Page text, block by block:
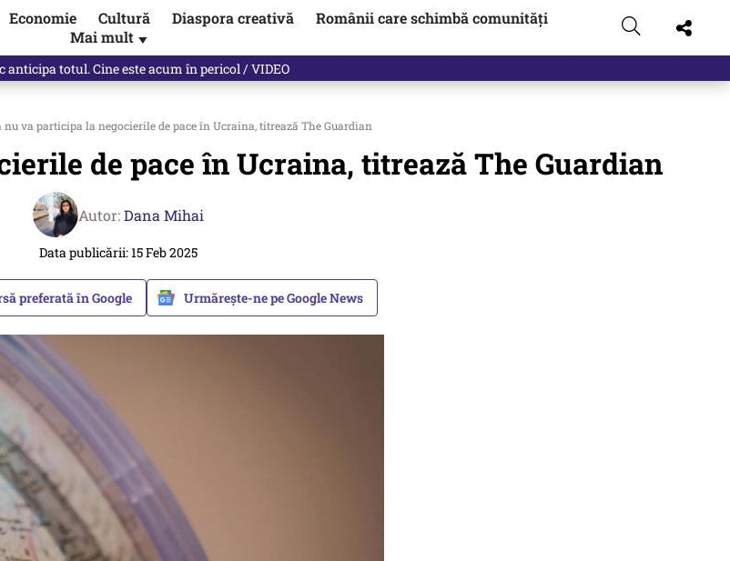
Economie Cultură Diaspora creativă
Românii care schimbă comunități
Mai mult ▼
răspunsul
nu va participa la negocierile de pace în Ucraina, titrează The Guardian
de pace în Ucraina, titrează The Guardian
Autor:Dana Mihai
Data publicării: 15 Feb 2025
preferată în Google Urmărește-ne pe Google News